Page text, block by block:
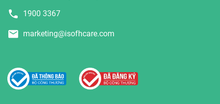
1900 3367
marketing@isofhcare.com